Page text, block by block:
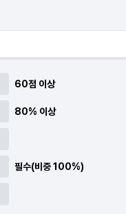
60점 이상
80% 이상
필수(비중 100%)